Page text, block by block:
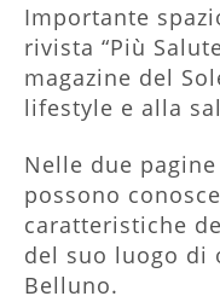
Importante
rivista “Più
magazine del
lifestyle e alla
Nelle due
possono
caratteristiche
del suo luogo di
Belluno.